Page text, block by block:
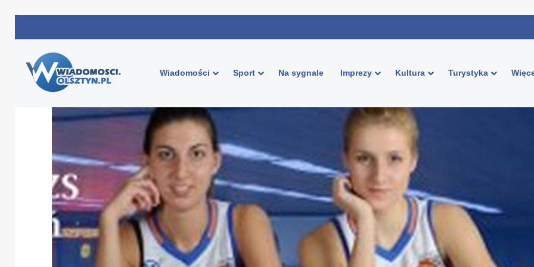
Wiadomości Sport Na sygnale Imprezy Kultura Turystyka